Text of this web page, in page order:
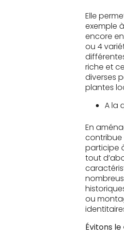
Elle
exemple
encore
ou 4
riche et
diverses
plantes
A la
En
contribue
participe
tout
ou
Évitons